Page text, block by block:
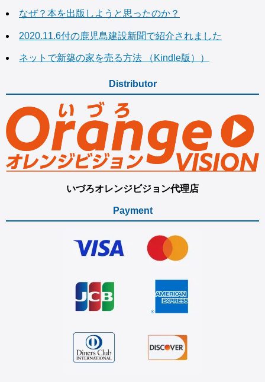
なぜ？本を出版しようと思ったのか？
2020.11.6付の鹿児島建設新聞で紹介されました
ネットで新築の家を売る方法 （Kindle版））
Distributor
いづろオレンジビジョン代理店
Payment